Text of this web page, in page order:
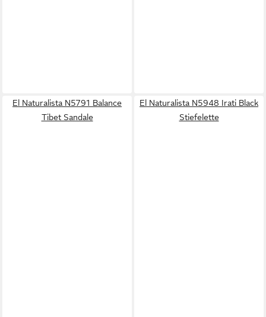
El Naturalista N5791 Balance
Tibet Sandale
El Naturalista N5948 Irati Black
Stiefelette